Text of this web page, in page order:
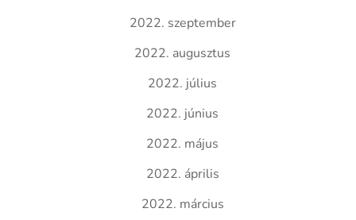
2022. szeptember
2022. augusztus
2022. július
2022. június
2022. május
2022. április
2022. március